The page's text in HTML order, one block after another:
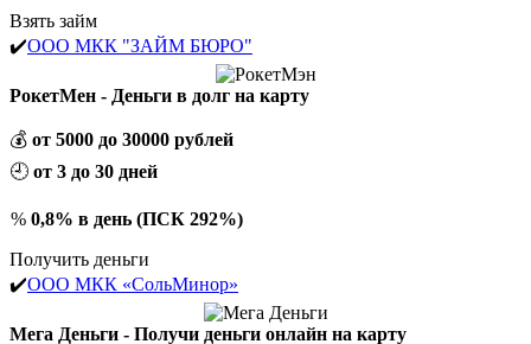
Взять займ
✔️ООО МКК "ЗАЙМ БЮРО"
РокетМен - Деньги в долг на карту
💰 от 5000 до 30000 рублей
🕘 от 3 до 30 дней
% 0,8% в день (ПСК 292%)
Получить деньги
✔️ООО МКК «СольМинор»
Мега Деньги - Получи деньги онлайн на карту